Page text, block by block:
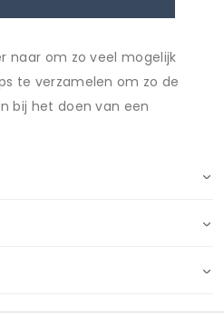
naar om zo veel mogelijk
te verzamelen om zo de
bij het doen van een